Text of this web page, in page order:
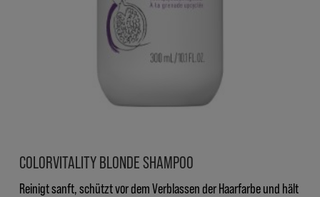
COLORVITALITY BLONDE SHAMPOO
Reinigt sanft, schützt vor dem Verblassen der Haarfarbe und hält